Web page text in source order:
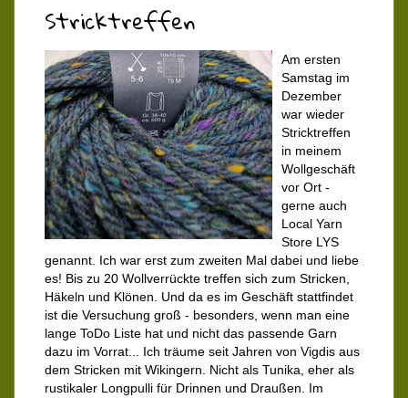
Stricktreffen
Am ersten
Samstag im
Dezember
war wieder
Stricktreffen
in meinem
Wollgeschäft
vor Ort -
gerne auch
Local Yarn
Store LYS
genannt. Ich war erst zum zweiten Mal dabei und liebe
es! Bis zu 20 Wollverrückte treffen sich zum Stricken,
Häkeln und Klönen. Und da es im Geschäft stattfindet
ist die Versuchung groß - besonders, wenn man eine
lange ToDo Liste hat und nicht das passende Garn
dazu im Vorrat... Ich träume seit Jahren von Vigdis aus
dem Stricken mit Wikingern. Nicht als Tunika, eher als
rustikaler Longpulli für Drinnen und Draußen. Im